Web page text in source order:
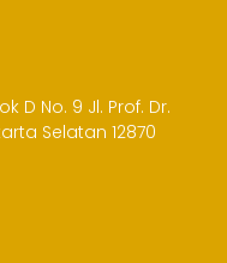
D No. 9 Jl. Prof. Dr.
Selatan 12870